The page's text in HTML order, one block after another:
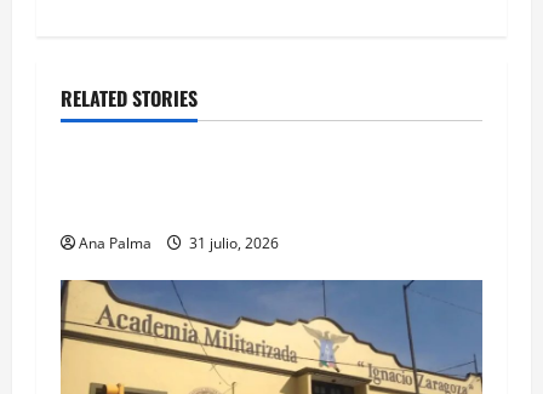
RELATED STORIES
Estados
Ana Palma 31 julio, 2026